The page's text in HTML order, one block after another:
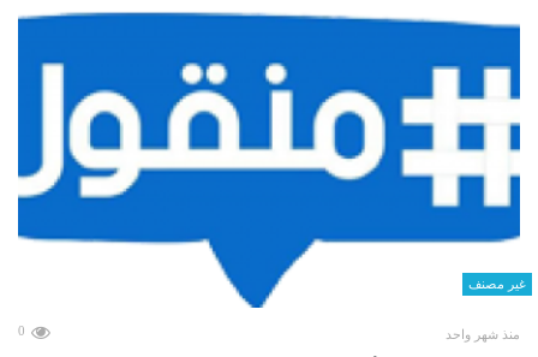
غير مصنف
منذ شهر واحد 0